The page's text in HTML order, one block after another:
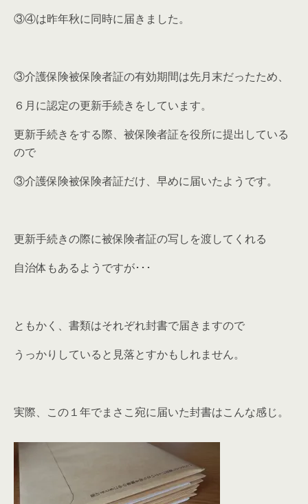
③④は昨年秋に同時に届きました。
③介護保険被保険者証の有効期間は先月末だったため、
６月に認定の更新手続きをしています。
更新手続きをする際、被保険者証を役所に提出している
ので
③介護保険被保険者証だけ、早めに届いたようです。
更新手続きの際に被保険者証の写しを渡してくれる
自治体もあるようですが･･･
ともかく、書類はそれぞれ封書で届きますので
うっかりしていると見落とすかもしれません。
実際、この１年でまさこ宛に届いた封書はこんな感じ。